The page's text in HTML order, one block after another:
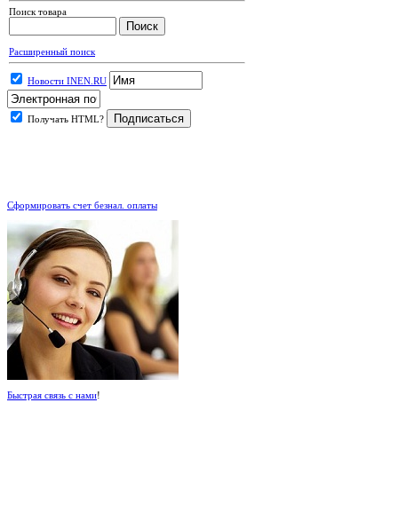
Поиск товара
Расширенный поиск
Новости INEN.RU
Получать HTML?
Сформировать счет безнал. оплаты
Быстрая связь с нами!